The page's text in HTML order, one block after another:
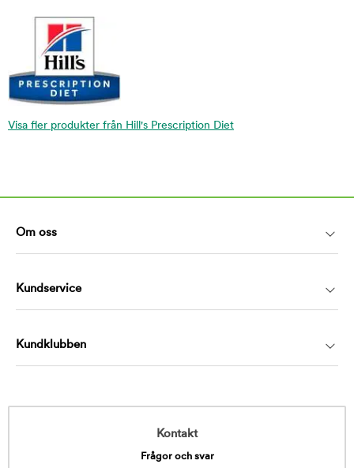
Visa fler produkter från Hill's Prescription Diet
Om oss
Kundservice
Kundklubben
Kontakt
Frågor och svar